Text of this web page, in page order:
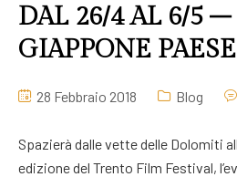
DAL 26/4 AL 6/5
GIAPPONE
28 Febbraio 2018 Blog
Spazierà dalle vette delle Dolomiti
edizione del Trento Film Festival,